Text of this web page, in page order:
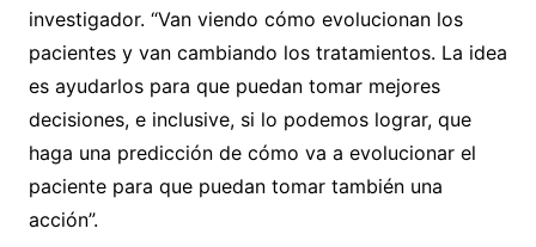
investigador. “Van viendo cómo evolucionan los
pacientes y van cambiando los tratamientos. La idea
es ayudarlos para que puedan tomar mejores
decisiones, e inclusive, si lo podemos lograr, que
haga una predicción de cómo va a evolucionar el
paciente para que puedan tomar también una
acción”.